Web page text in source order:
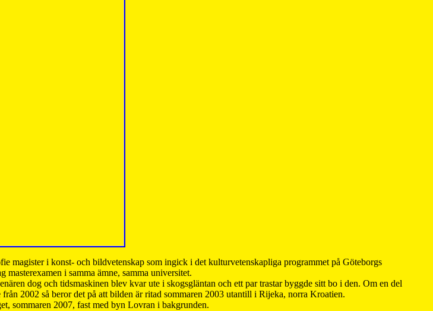
magister i konst- och bildvetenskap som ingick i det kulturvetenskapliga programmet på Göteborgs
i samma ämne, samma universitet.
dog och tidsmaskinen blev kvar ute i skogsgläntan och ett par trastar byggde sitt bo i den. Om en del
2002 så beror det på att bilden är ritad sommaren 2003 utantill i Rijeka, norra Kroatien.
sommaren 2007, fast med byn Lovran i bakgrunden.